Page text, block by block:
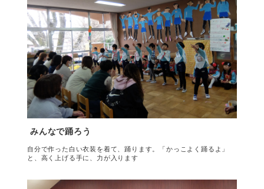
みんなで踊ろう
自分で作った白い衣装を着て、踊ります。「かっこよく踊るよ」
と、高く上げる手に、力が入ります